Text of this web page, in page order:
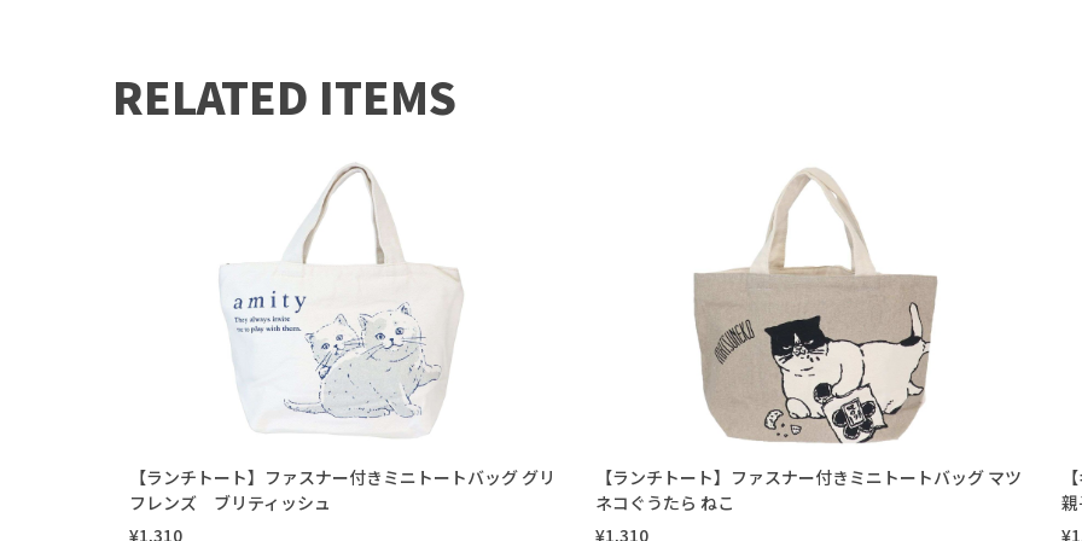
RELATED ITEMS
【ランチトート】ファスナー付きミニトートバッグ グリ
フレンズ ブリティッシュ
¥1,310
【ランチトート】ファスナー付きミニトートバッグ マツ
ネコぐうたら ねこ
¥1,310